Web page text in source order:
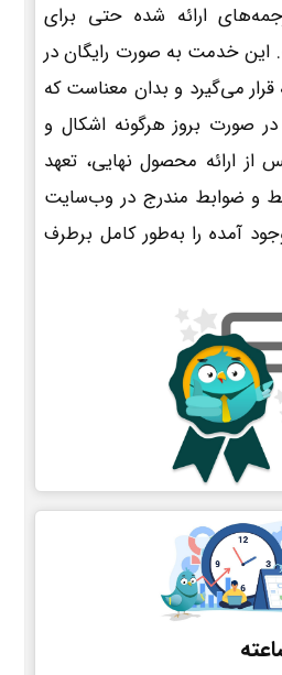
ارائه شده حتی برای
خدمت به صورت رایگان در
قرار می‌گیرد و بدان معناست که
صورت بروز هرگونه اشکال و
ارائه محصول نهایی، تعهد
و ضوابط مندرج در وب‌سایت
آمده را به‌طور کامل برطرف